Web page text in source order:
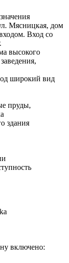
Мясницкая, дом
Вход со
высокого
широкий вид
пруды,
здания
включено: